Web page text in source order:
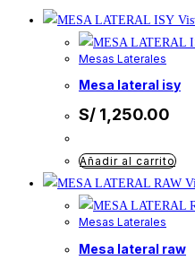
Mesas Laterales
mesa lateral isy
S/ 1,250.00
Añadir al carrito
Mesas Laterales
mesa lateral raw